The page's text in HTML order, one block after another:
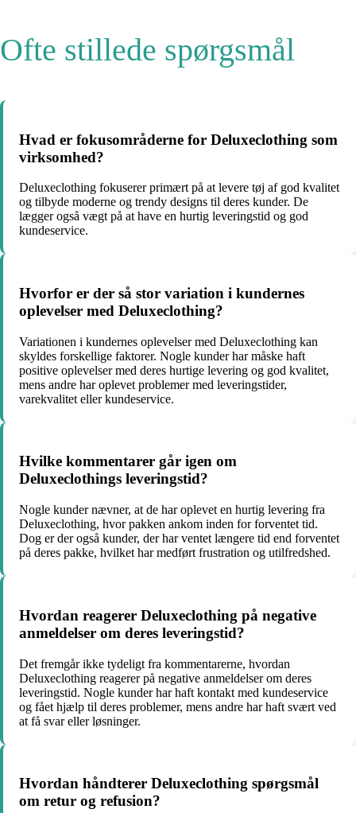
Ofte stillede spørgsmål
Hvad er fokusområderne for Deluxeclothing som
virksomhed?
Deluxeclothing fokuserer primært på at levere tøj af god kvalitet
og tilbyde moderne og trendy designs til deres kunder. De
lægger også vægt på at have en hurtig leveringstid og god
kundeservice.
Hvorfor er der så stor variation i kundernes
oplevelser med Deluxeclothing?
Variationen i kundernes oplevelser med Deluxeclothing kan
skyldes forskellige faktorer. Nogle kunder har måske haft
positive oplevelser med deres hurtige levering og god kvalitet,
mens andre har oplevet problemer med leveringstider,
varekvalitet eller kundeservice.
Hvilke kommentarer går igen om
Deluxeclothings leveringstid?
Nogle kunder nævner, at de har oplevet en hurtig levering fra
Deluxeclothing, hvor pakken ankom inden for forventet tid.
Dog er der også kunder, der har ventet længere tid end forventet
på deres pakke, hvilket har medført frustration og utilfredshed.
Hvordan reagerer Deluxeclothing på negative
anmeldelser om deres leveringstid?
Det fremgår ikke tydeligt fra kommentarerne, hvordan
Deluxeclothing reagerer på negative anmeldelser om deres
leveringstid. Nogle kunder har haft kontakt med kundeservice
og fået hjælp til deres problemer, mens andre har haft svært ved
at få svar eller løsninger.
Hvordan håndterer Deluxeclothing spørgsmål
om retur og refusion?